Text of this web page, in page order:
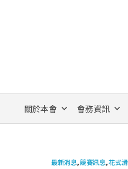
關於本會 會務資訊
最新消息,競賽訊息,花式